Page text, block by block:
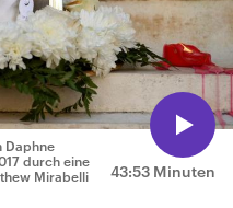
43:53 Minuten
Daphne
durch eine
Mirabelli